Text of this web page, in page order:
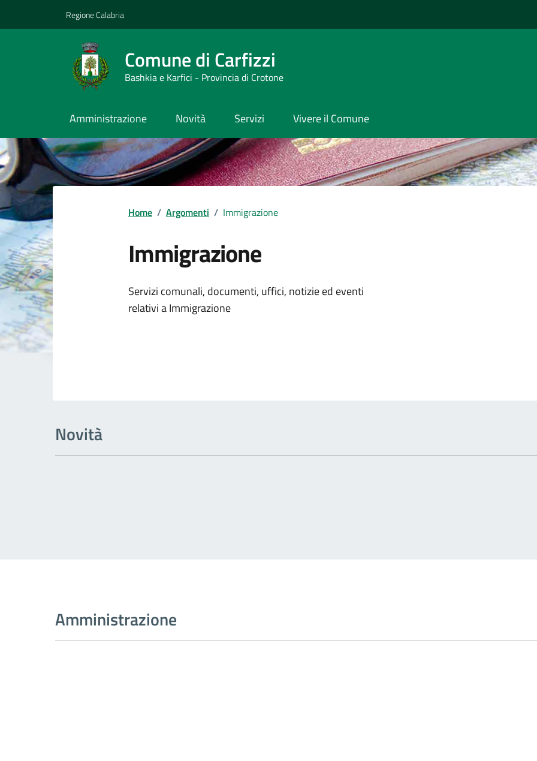
Regione Calabria
Comune di Carfizzi
Bashkia e Karfici - Provincia di Crotone
Amministrazione Novità Servizi Vivere il Comune
Home / Argomenti / Immigrazione
Immigrazione
Dettagli dell'argomento
Servizi comunali, documenti, uffici, notizie ed eventi
relativi a Immigrazione
Novità
Amministrazione